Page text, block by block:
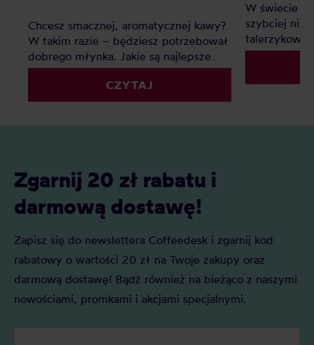
Chcesz smacznej, aromatycznej kawy?
W takim razie – będziesz potrzebował
dobrego młynka. Jakie są najlepsze
młynki do kawy? Oto nasz mały
CZYTAJ
W świecie
szybciej niż
pomożemy
Zgarnij 20 zł rabatu i
darmową dostawę!
Zapisz się do newslettera Coffeedesk i zgarnij kod
rabatowy o wartości 20 zł na Twoje zakupy oraz
darmową dostawę! Bądź również na bieżąco z naszymi
nowościami, promkami i akcjami specjalnymi.